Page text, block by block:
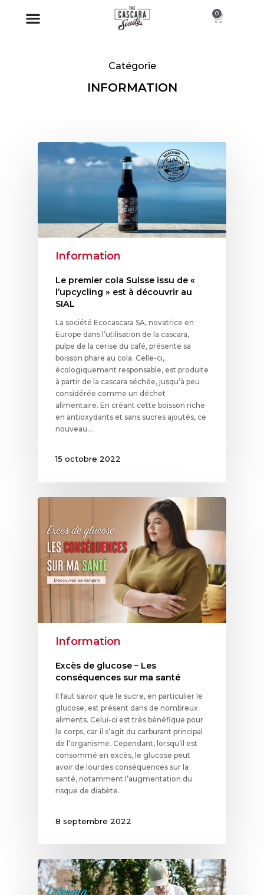
0
Catégorie
INFORMATION
Information
Le premier cola Suisse issu de «
l’upcycling » est à découvrir au
SIAL
La société Ecocascara SA, novatrice en
Europe dans l’utilisation de la cascara,
pulpe de la cerise du café, présente sa
boisson phare au cola. Celle-ci,
écologiquement responsable, est produite
à partir de la cascara séchée, jusqu’à peu
considérée comme un déchet
alimentaire. En créant cette boisson riche
en antioxydants et sans sucres ajoutés, ce
nouveau…
15 octobre 2022
Information
Excès de glucose – Les
conséquences sur ma santé
Il faut savoir que le sucre, en particulier le
glucose, est présent dans de nombreux
aliments. Celui-ci est très bénéfique pour
le corps, car il s’agit du carburant principal
de l’organisme. Cependant, lorsqu’il est
consommé en excès, le glucose peut
avoir de lourdes conséquences sur la
santé, notamment l’augmentation du
risque de diabète.
8 septembre 2022